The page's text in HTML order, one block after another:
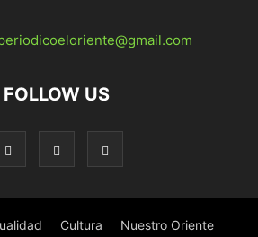
FOLLOW US
Cultura Nuestro Oriente